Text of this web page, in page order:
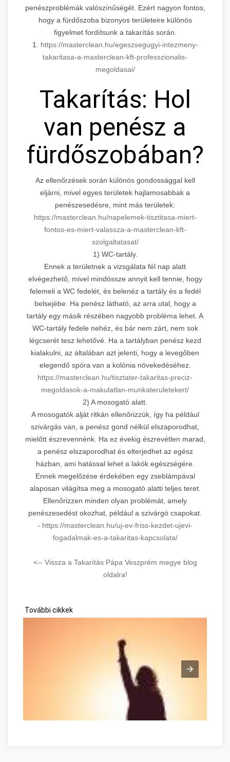
penészproblémák valószínűségét. Ezért nagyon fontos,
hogy a fürdőszoba bizonyos területeire különös
figyelmet fordítsunk a takarítás során.
1. https://masterclean.hu/egeszsegugyi-intezmeny-
takaritasa-a-masterclean-kft-professzionalis-
megoldasai/
Takarítás: Hol
van penész a
fürdőszobában?
Az ellenőrzések során különös gondossággal kell
eljárni, mivel egyes területek hajlamosabbak a
penészesedésre, mint más területek:
https://masterclean.hu/napelemek-tisztitasa-miert-
fontos-es-miert-valassza-a-masterclean-kft-
szolgaltatasat/
1) WC-tartály.
Ennek a területnek a vizsgálata fél nap alatt
elvégezhető, mivel mindössze annyit kell tennie, hogy
felemeli a WC fedelét, és belenéz a tartály és a fedél
belsejébe. Ha penész látható, az arra utal, hogy a
tartály egy másik részében nagyobb probléma lehet. A
WC-tartály fedele nehéz, és bár nem zárt, nem sok
légcserét tesz lehetővé. Ha a tartályban penész kezd
kialakulni, az általában azt jelenti, hogy a levegőben
elegendő spóra van a kolónia növekedéséhez.
https://masterclean.hu/tisztater-takaritas-preciz-
megoldasok-a-makulatlan-munkateruletekert/
2) A mosogató alatt.
A mosogatók alját ritkán ellenőrizzük, így ha például
szivárgás van, a penész gond nélkül elszaporodhat,
mielőtt észrevennénk. Ha ez évekig észrevétlen marad,
a penész elszaporodhat és elterjedhet az egész
házban, ami hatással lehet a lakók egészségére.
Ennek megelőzése érdekében egy zseblámpával
alaposan világítsa meg a mosogató alatti teljes teret.
Ellenőrizzen minden olyan problémát, amely
penészesedést okozhat, például a szivárgó csapokat.
- https://masterclean.hu/uj-ev-friss-kezdet-ujevi-
fogadalmak-es-a-takaritas-kapcsolata/
<-- Vissza a Takarítás Pápa Veszprém megye blog
oldalra!
További cikkek